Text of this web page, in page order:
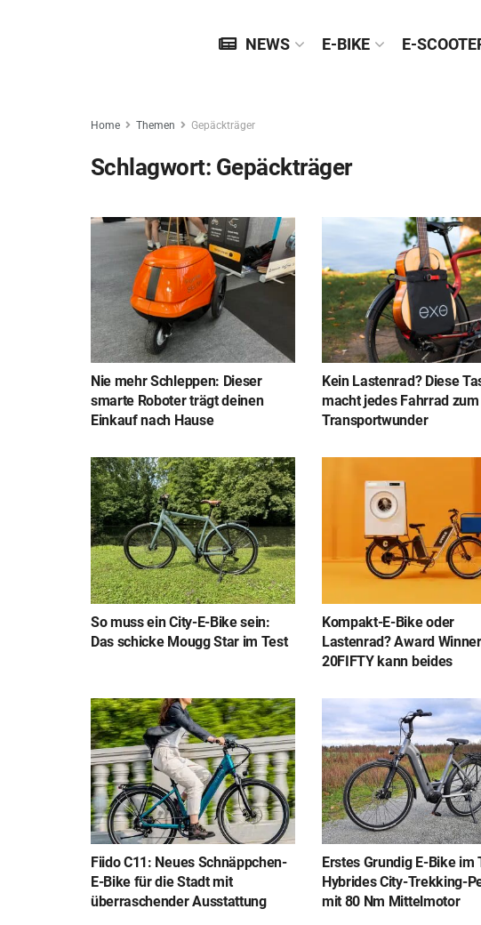
NEWS E-BIKE E-
Home Themen Gepäckträger
Schlagwort: Gepäckträger
Nie mehr Schleppen: Dieser
smarte Roboter trägt deinen
Einkauf nach Hause
Kein Lastenrad? Diese
macht jedes Fahrrad zum
Transportwunder
So muss ein City-E-Bike sein:
Das schicke Mougg Star im Test
Kompakt-E-Bike oder
Lastenrad? Award
20FIFTY kann beides
Fiido C11: Neues Schnäppchen-
E-Bike für die Stadt mit
überraschender Ausstattung
Erstes Grundig E-Bike im
Hybrides City-Trekking-
mit 80 Nm Mittelmotor